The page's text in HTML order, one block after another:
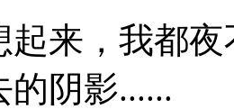
，我都夜
阴影......